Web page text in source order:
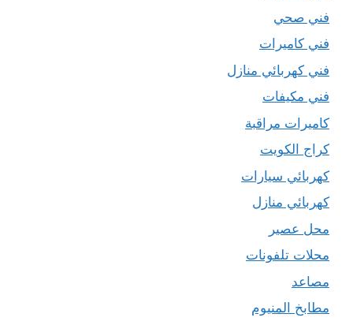
فني صحي
فني كاميرات
فني كهربائي منازل
فني مكيفات
كاميرات مراقبة
كراج الكويت
كهربائي سيارات
كهربائي منازل
محل عصير
محلات تلفونات
مصاعد
مطابخ المنيوم